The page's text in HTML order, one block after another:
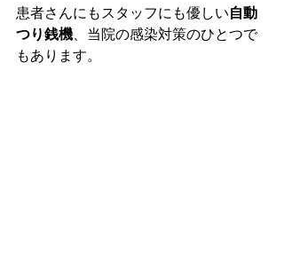
患者さんにもスタッフにも優しい自動
つり銭機、当院の感染対策のひとつで
もあります。